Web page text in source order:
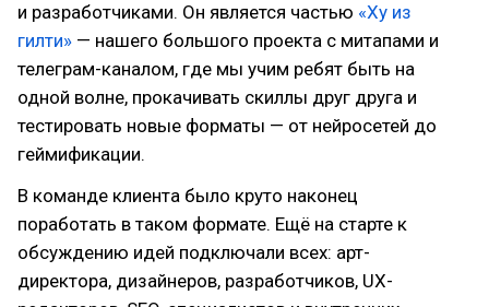
и разработчиками. Он является частью «Ху из
гилти» — нашего большого проекта с митапами и
телеграм-каналом, где мы учим ребят быть на
одной волне, прокачивать скиллы друг друга и
тестировать новые форматы — от нейросетей до
геймификации.
В команде клиента было круто наконец
поработать в таком формате. Ещё на старте к
обсуждению идей подключали всех: арт-
директора, дизайнеров, разработчиков, UX-